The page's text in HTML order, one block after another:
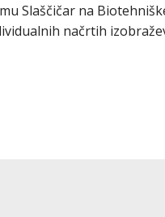
Slaščičar na
načrtih